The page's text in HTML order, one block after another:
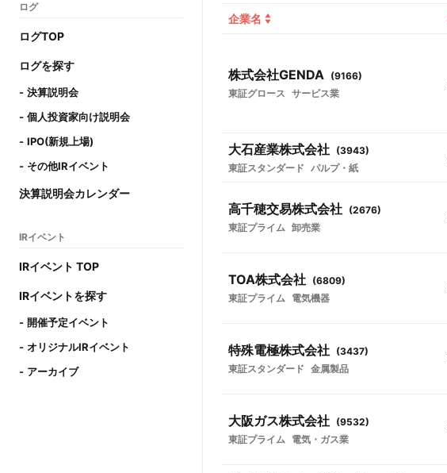
ログ
ログTOP
ログを探す
決算説明会
個人投資家向け説明会
IPO(新規上場)
その他IRイベント
決算説明会カレンダー
IRイベント
IRイベント TOP
IRイベントを探す
開催予定イベント
オリジナルIRイベント
アーカイブ
企業名
株式会社GENDA (9166)
東証グロース サービス業
大石産業株式会社 (3943)
東証スタンダード パルプ・紙
高千穂交易株式会社 (2676)
東証プライム 卸売業
TOA株式会社 (6809)
東証プライム 電気機器
特殊電極株式会社 (3437)
東証スタンダード 金属製品
大阪ガス株式会社 (9532)
東証プライム 電気・ガス業